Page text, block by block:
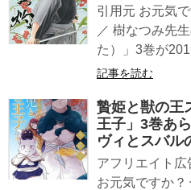
引用元 お元気
／ 樹なつみ先
た）」3巻が
記事を読む
贄姫と獣の王
王子」3巻あ
ヴィとスバル
アフリエイト
お元気ですか